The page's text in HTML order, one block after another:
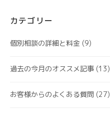
カテゴリー
個別相談の詳細と料金 (9)
過去の今月のオススメ記事 (13)
お客様からのよくある質問 (27)